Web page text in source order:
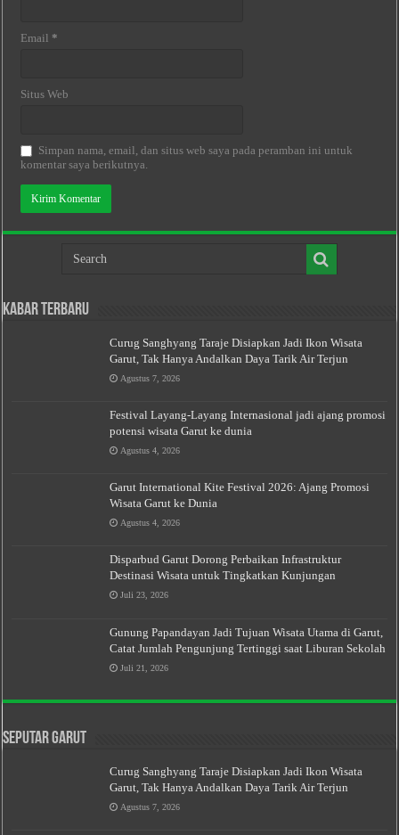
Email *
Situs Web
Simpan nama, email, dan situs web saya pada peramban ini untuk
komentar saya berikutnya.
Kabar Terbaru
Curug Sanghyang Taraje Disiapkan Jadi Ikon Wisata
Garut, Tak Hanya Andalkan Daya Tarik Air Terjun
Agustus 7, 2026
Festival Layang-Layang Internasional jadi ajang promosi
potensi wisata Garut ke dunia
Agustus 4, 2026
Garut International Kite Festival 2026: Ajang Promosi
Wisata Garut ke Dunia
Agustus 4, 2026
Disparbud Garut Dorong Perbaikan Infrastruktur
Destinasi Wisata untuk Tingkatkan Kunjungan
Juli 23, 2026
Gunung Papandayan Jadi Tujuan Wisata Utama di Garut,
Catat Jumlah Pengunjung Tertinggi saat Liburan Sekolah
Juli 21, 2026
Seputar Garut
Curug Sanghyang Taraje Disiapkan Jadi Ikon Wisata
Garut, Tak Hanya Andalkan Daya Tarik Air Terjun
Agustus 7, 2026